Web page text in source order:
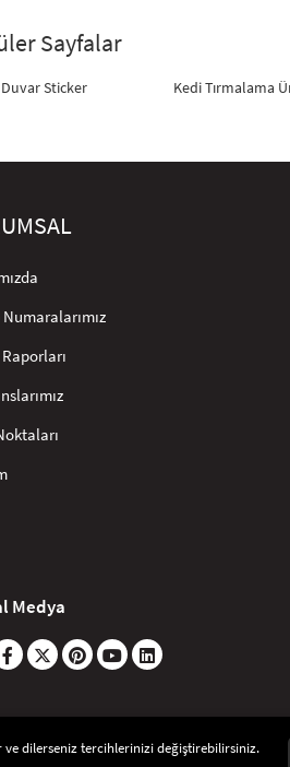
Sayfalar
Sticker Kedi Tırmalama
Medya
ve dilerseniz tercihlerinizi değiştirebilirsiniz.